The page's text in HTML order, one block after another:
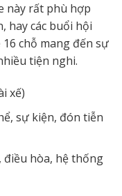
này rất phù hợp
hay các buổi hội
chỗ mang đến sự
tiện nghi.
xế)
sự kiện, đón tiễn
điều hòa, hệ thống